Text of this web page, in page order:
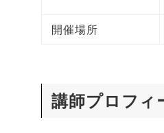
開催場所
講師プロフィ